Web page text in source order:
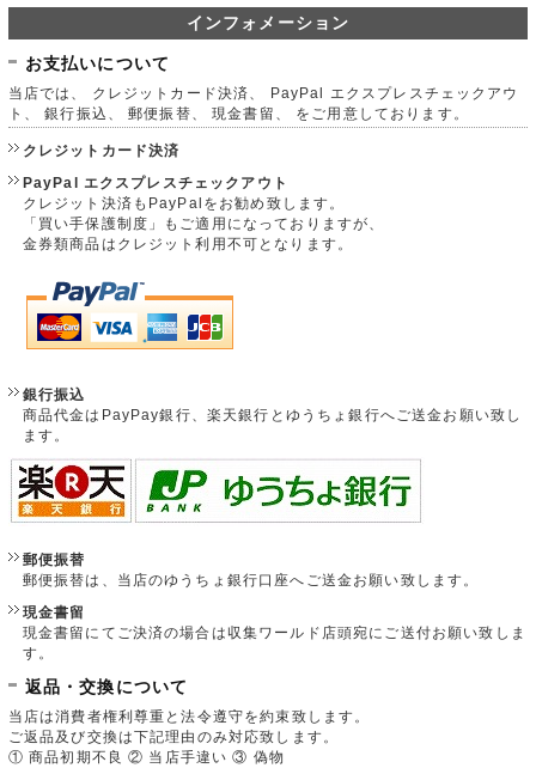
インフォメーション
お支払いについて
当店では、 クレジットカード決済、 PayPal エクスプレスチェックアウ
ト、 銀行振込、 郵便振替、 現金書留、 をご用意しております。
クレジットカード決済
PayPal エクスプレスチェックアウト
クレジット決済もPayPalをお勧め致します。
「買い手保護制度」もご適用になっておりますが、
金券類商品はクレジット利用不可となります。
銀行振込
商品代金はPayPay銀行、楽天銀行とゆうちょ銀行へご送金お願い致し
ます。
郵便振替
郵便振替は、当店のゆうちょ銀行口座へご送金お願い致します。
現金書留
現金書留にてご決済の場合は収集ワールド店頭宛にご送付お願い致しま
す。
返品・交換について
当店は消費者権利尊重と法令遵守を約束致します。
ご返品及び交換は下記理由のみ対応致します。
① 商品初期不良 ② 当店手違い ③ 偽物